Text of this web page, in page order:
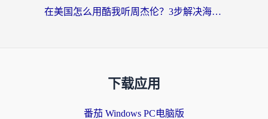
在美国怎么用酷我听周杰伦？3步解决海外听歌地域限制，附QQ音乐网易云通用技巧
下载应用
番茄 Windows PC电脑版